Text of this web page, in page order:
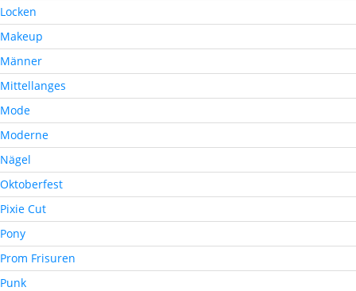
Locken
Makeup
Männer
Mittellanges
Mode
Moderne
Nägel
Oktoberfest
Pixie Cut
Pony
Prom Frisuren
Punk